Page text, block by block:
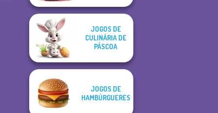
JOGOS DE
CULINÁRIA DE
PÁSCOA
JOGOS DE
HAMBÚRGUERES